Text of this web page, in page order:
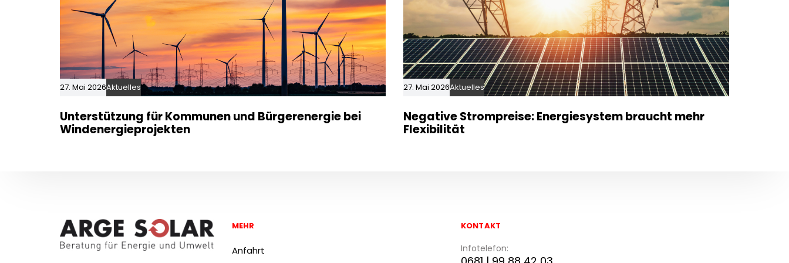
27. Mai 2026Aktuelles
Unterstützung für Kommunen und Bürgerenergie bei
Windenergieprojekten
27. Mai 2026Aktuelles
Negative Strompreise: Energiesystem braucht mehr
Flexibilität
MEHR
Anfahrt
KONTAKT
Infotelefon: